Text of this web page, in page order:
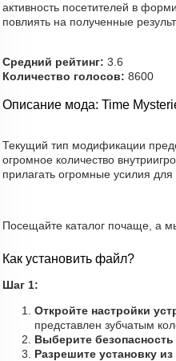
активность посетителей в
повлиять на полученные
Средний рейтинг: 3.6
Количество голосов: 8600
Описание мода: Time
Текущий тип модификации
огромное количество
прилагать огромные усилия
Посещайте каталог почаще, а
Как установить файл?
Шаг 1:
Откройте настройки
представлен зубчатым
Выберите
Разрешите установку